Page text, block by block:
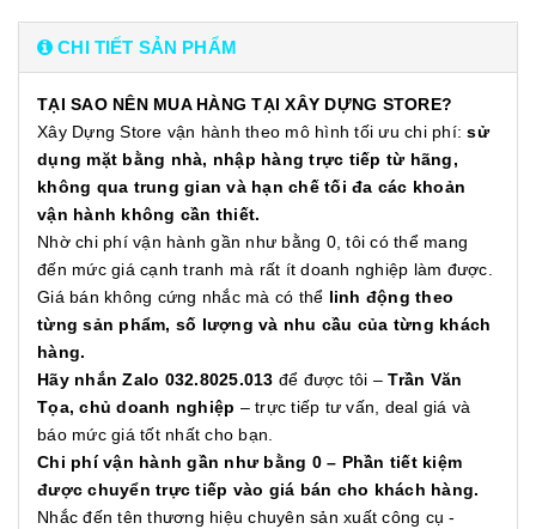
CHI TIẾT SẢN PHẨM
TẠI SAO NÊN MUA HÀNG TẠI XÂY DỰNG STORE?
Xây Dựng Store vận hành theo mô hình tối ưu chi phí:sử
dụng mặt bằng nhà, nhập hàng trực tiếp từ hãng,
không qua trung gian và hạn chế tối đa các khoản
vận hành không cần thiết.
Nhờ chi phí vận hành gần như bằng 0, tôi có thể mang
đến mức giá cạnh tranh mà rất ít doanh nghiệp làm được.
Giá bán không cứng nhắc mà có thể linh động theo
từng sản phẩm, số lượng và nhu cầu của từng khách
hàng.
Hãy nhắn Zalo 032.8025.013 để được tôi –Trần Văn
Tọa, chủ doanh nghiệp – trực tiếp tư vấn, deal giá và
báo mức giá tốt nhất cho bạn.
Chi phí vận hành gần như bằng 0 – Phần tiết kiệm
được chuyển trực tiếp vào giá bán cho khách hàng.
Nhắc đến tên thương hiệu chuyên sản xuất công cụ -